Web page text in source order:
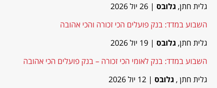
גלית חתן, גלובס | 26 יול 2026
השבוע במדד: בנק פועלים הכי זכורה והכי אהובה
גלית חתן, גלובס | 19 יול 2026
השבוע במדד: בנק לאומי הכי זכורה – בנק פועלים הכי אהובה
גלית חתן , גלובס | 12 יול 2026